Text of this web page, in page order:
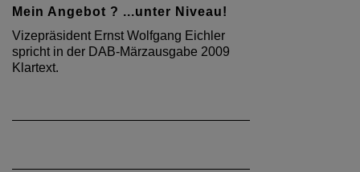
Mein Angebot ? ...unter Niveau!
Vizepräsident Ernst Wolfgang Eichler
spricht in der DAB-Märzausgabe 2009
Klartext.